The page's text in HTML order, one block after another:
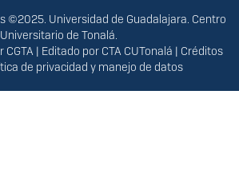
©2025. Universidad de Guadalajara. Centro
Universitario de Tonalá.
CGTA | Editado por CTA CUTonalá | Créditos
de privacidad y manejo de datos